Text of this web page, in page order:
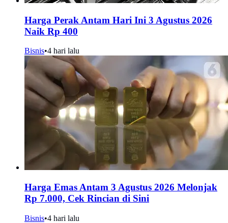
Harga Perak Antam Hari Ini 3 Agustus 2026
Naik Rp 400
Bisnis•4 hari lalu
Harga Emas Antam 3 Agustus 2026 Melonjak
Rp 7.000, Cek Rincian di Sini
Bisnis•4 hari lalu